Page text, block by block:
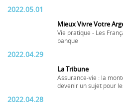
2022.05.01
Mieux Vivre Votre
Vie pratique - Les
banque
2022.04.29
La Tribune
Assurance-vie : la
devenir un sujet pour
2022.04.28